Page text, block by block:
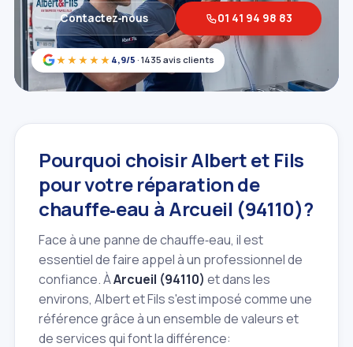
★★★★★ 4,9/5 · 1435 avis clients
Contactez‑nous 01 41 94 98 83
Pourquoi choisir Albert et Fils
pour votre réparation de
chauffe‑eau à Arcueil (94110)?
Face à une panne de chauffe‑eau, il est
essentiel de faire appel à un professionnel de
confiance. ÀArcueil (94110) et dans les
environs, Albert et Fils s'est imposé comme une
référence grâce à un ensemble de valeurs et
de services qui font la différence: